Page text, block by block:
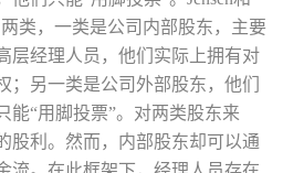
类，一类是公司内部股东，主要
层经理人员，他们实际上拥有对
；另一类是公司外部股东，他们
能“用脚投票”。对两类股东来
股利。然而，内部股东却可以通